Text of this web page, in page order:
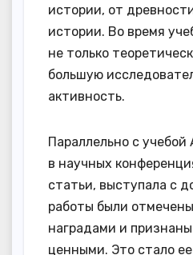
истории, от
истории. Во время
не только
большую
активность.
Параллельно с учебой
в научных
статьи, выступала с
работы были
наградами и
ценными. Это стало